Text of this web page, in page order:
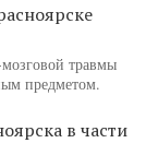
травмы
предметом.
в части